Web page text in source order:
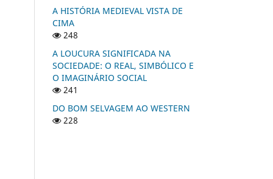
A HISTÓRIA MEDIEVAL VISTA DE
CIMA
248
A LOUCURA SIGNIFICADA NA
SOCIEDADE: O REAL, SIMBÓLICO E
O IMAGINÁRIO SOCIAL
241
DO BOM SELVAGEM AO WESTERN
228